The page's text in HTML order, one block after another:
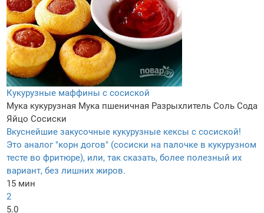
Кукурузные маффины с сосиской
Мука кукурузная Мука пшеничная Разрыхлитель Соль Сода
Яйцо Сосиски
Вкуснейшие закусочные кукурузные кексы с сосиской!
Это аналог "корн догов" (сосиски на палочке в кукурузном
тесте во фритюре), или, так сказать, более полезный их
вариант, без лишних жиров.
15 мин
2
5.0